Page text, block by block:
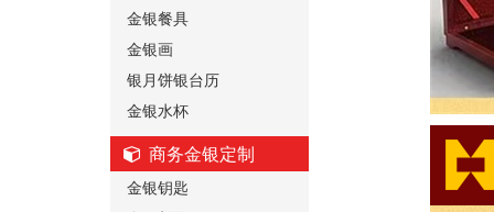
金银餐具
金银画
银月饼银台历
金银水杯
商务金银定制
金银钥匙